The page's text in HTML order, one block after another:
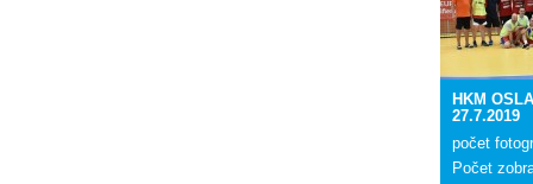
HKM
27.7.2019
počet
Počet